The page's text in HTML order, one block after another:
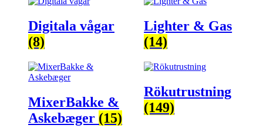
Digitala vågar
(8)
Lighter & Gas
(14)
MixerBakke &
Askebæger (15)
Rökutrustning
(149)